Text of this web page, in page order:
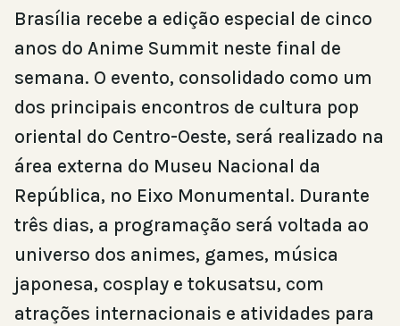
Brasília recebe a edição especial de cinco
anos do Anime Summit neste final de
semana. O evento, consolidado como um
dos principais encontros de cultura pop
oriental do Centro-Oeste, será realizado na
área externa do Museu Nacional da
República, no Eixo Monumental. Durante
três dias, a programação será voltada ao
universo dos animes, games, música
japonesa, cosplay e tokusatsu, com
atrações internacionais e atividades para